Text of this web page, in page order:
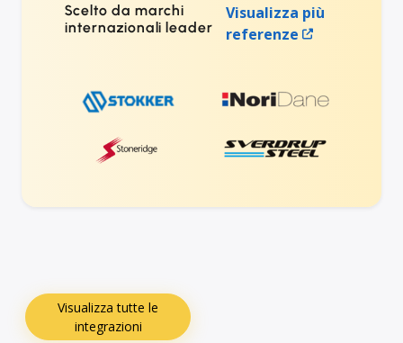
Scelto da marchi
internazionali leader
Visualizza più
referenze
Visualizza tutte le
integrazioni